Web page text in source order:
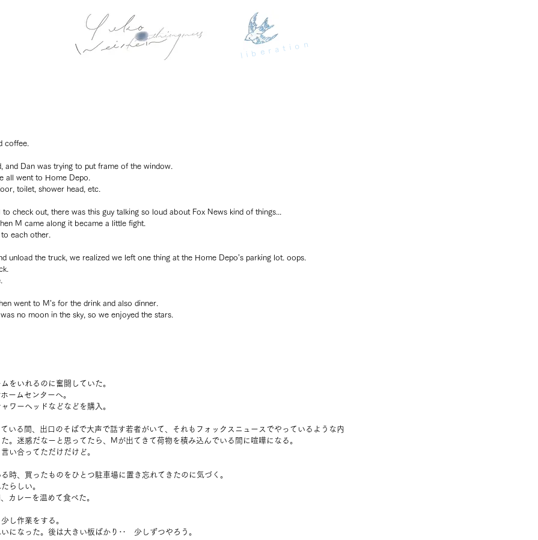
liberation
coffee.
and Dan was trying to put frame of the window.
all went to Home Depo.
toilet, shower head, etc.
check out, there was this guy talking so loud about Fox News kind of things...
M came along it became a little fight.
each other.
unload the truck, we realized we left one thing at the Home Depo’s parking lot. oops.
went to M’s for the drink and also dinner.
no moon in the sky, so we enjoyed the stars.
をいれるのに奮闘していた。
ームセンターへ。
ワーヘッドなどなどを購入。
いる間、出口のそばで大声で話す若者がいて、それもフォックスニュースでやっているような内
。迷惑だなーと思ってたら、Mが出てきて荷物を積み込んでいる間に喧嘩になる。
い合ってただけだけど。
時、買ったものをひとつ駐車場に置き忘れてきたのに気づく。
らしい。
カレーを温めて食べた。
し作業をする。
になった。後は大きい板ばかり‥　少しずつやろう。